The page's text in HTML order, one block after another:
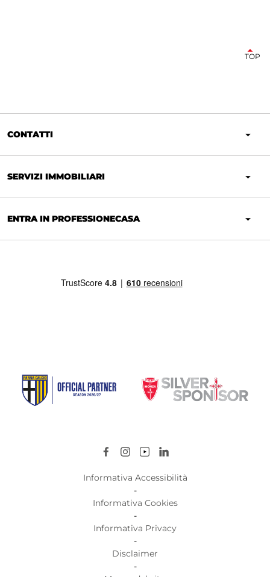
TOP
CONTATTI
SERVIZI IMMOBILIARI
ENTRA IN PROFESSIONECASA
Informativa Accessibilità
-
Informativa Cookies
-
Informativa Privacy
-
Disclaimer
-